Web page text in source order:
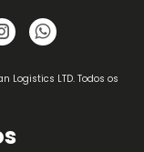
Logistics LTD. Todos os